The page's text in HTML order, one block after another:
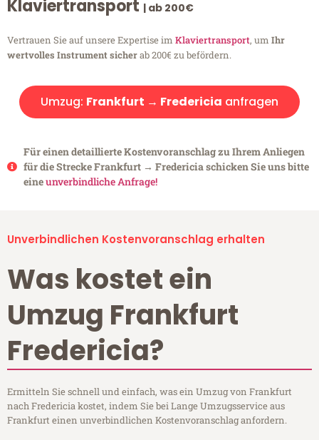
Klaviertransport | ab 200€
Vertrauen Sie auf unsere Expertise im Klaviertransport, um Ihr
wertvolles Instrument sicherab 200€ zu befördern.
Umzug: Frankfurt → Fredericia anfragen
Für einen detaillierte Kostenvoranschlag zu Ihrem Anliegen
für die Strecke Frankfurt → Fredericia schicken Sie uns bitte
eineunverbindliche Anfrage!
Unverbindlichen Kostenvoranschlag erhalten
Was kostet ein
Umzug Frankfurt
Fredericia?
Ermitteln Sie schnell und einfach, was ein Umzug von Frankfurt
nach Fredericia kostet, indem Sie bei Lange Umzugsservice aus
Frankfurt einen unverbindlichen Kostenvoranschlag anfordern.